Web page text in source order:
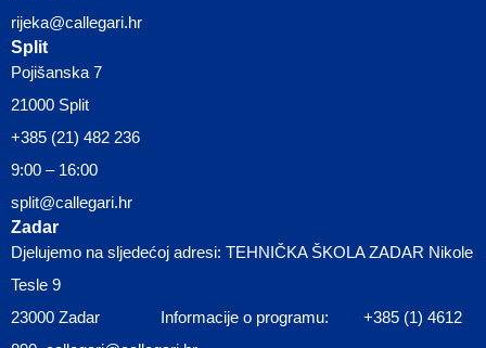
rijeka@callegari.hr
Split
Pojišanska 7
21000 Split
+385 (21) 482 236
9:00 – 16:00
split@callegari.hr
Zadar
Djelujemo na sljedećoj adresi: TEHNIČKA ŠKOLA ZADAR Nikole
Tesle 9
23000 Zadar Informacije o programu: +385 (1) 4612